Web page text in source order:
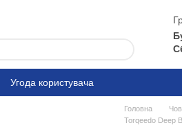
Угода користувача
Головна
Torqeedo Deep